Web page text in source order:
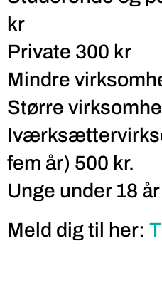
kr
Private 300 kr
Mindre
Større
fem år) 500 kr.
Unge under 18
Meld dig til her: